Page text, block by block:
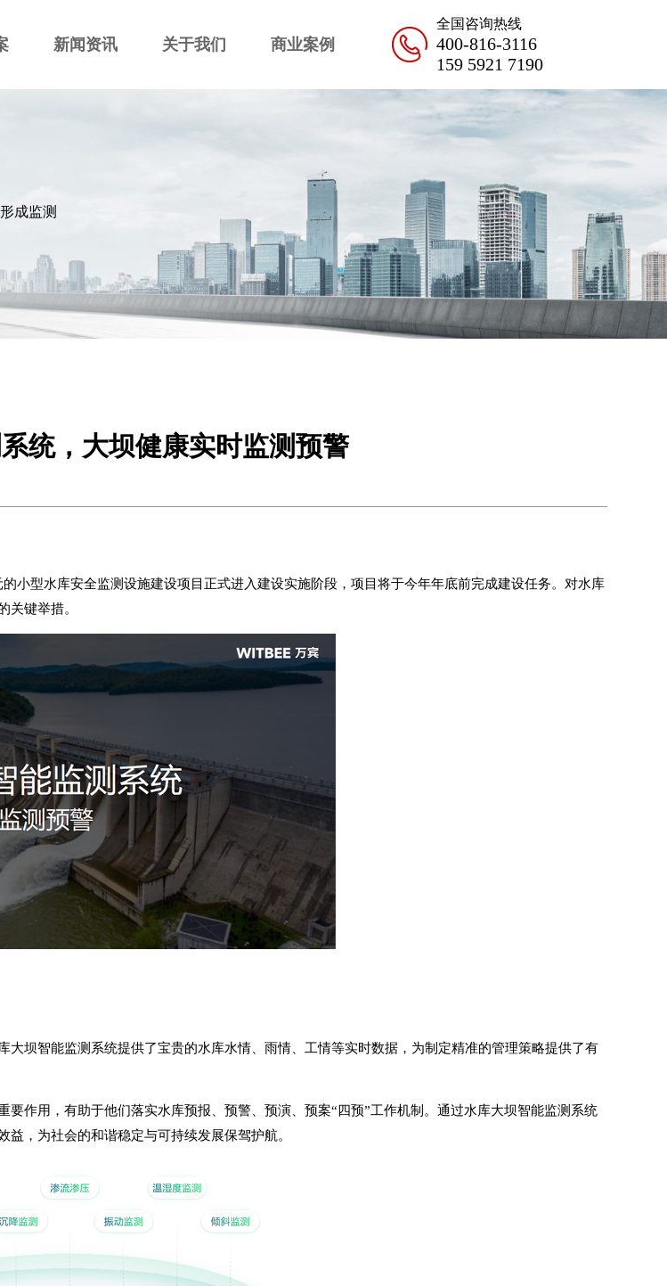
新闻资讯 关于我们 商业案例
全国咨询热线
400-816-3116
159 5921 7190
成监测
统，大坝健康实时监测预警
小型水库安全监测设施建设项目正式进入建设实施阶段，项目将于今年年底前完成建设任务。对水库
关键举措。
坝智能监测系统提供了宝贵的水库水情、雨情、工情等实时数据，为制定精准的管理策略提供了有
作用，有助于他们落实水库预报、预警、预演、预案“四预”工作机制。通过水库大坝智能监测系统
，为社会的和谐稳定与可持续发展保驾护航。